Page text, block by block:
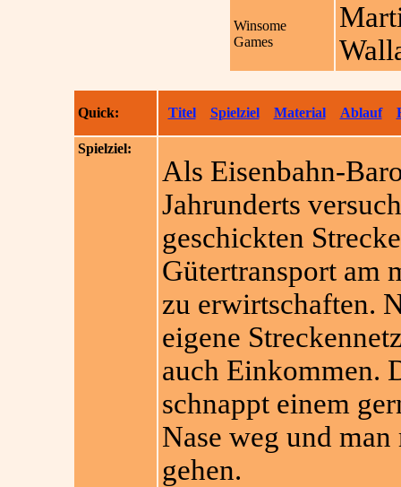
Winsome
Games
Quick: Titel Spielziel Material Ablauf
Spielziel:
Als Eisenbahn-
Jahrunderts
geschickten
Gütertransport am
zu erwirtschaften.
eigene
auch Einkommen.
schnappt einem
Nase weg und
gehen.